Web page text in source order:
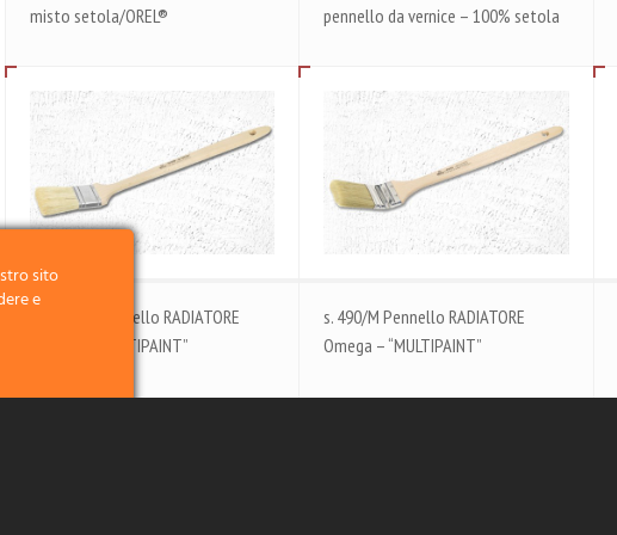
misto setola/OREL®
pennello da vernice – 100% setola
s. 1010/M Pennello RADIATORE
Omega – “MULTIPAINT”
s. 490/M Pennello RADIATORE
Omega – “MULTIPAINT”
sito
e